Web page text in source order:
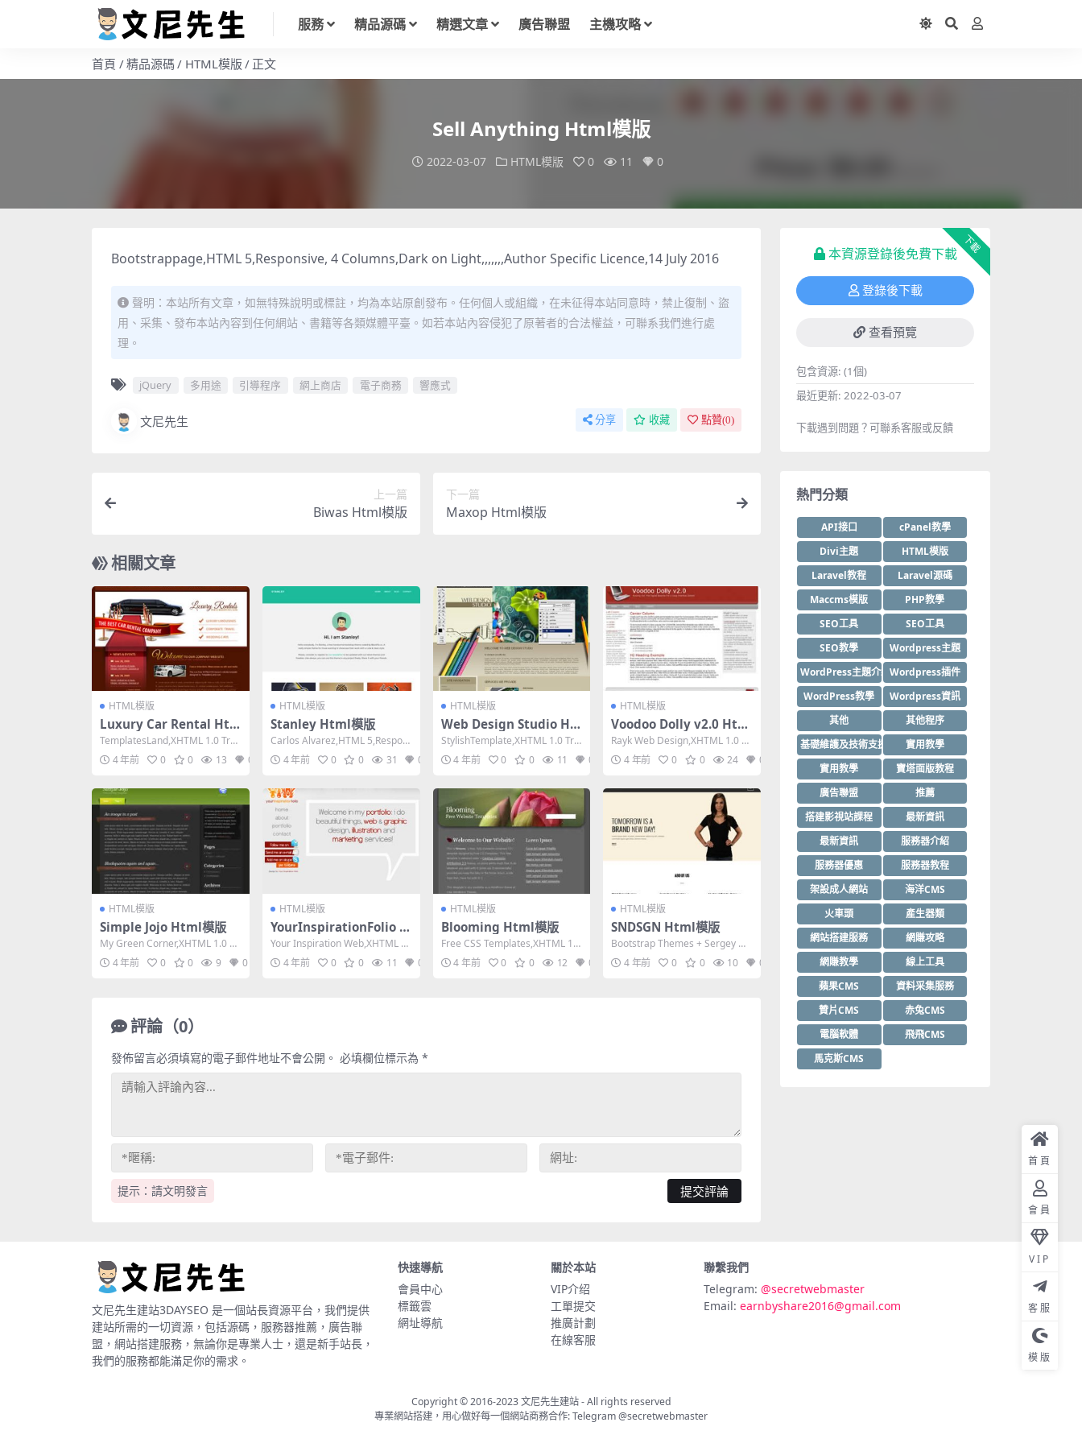
服務 精品源碼 精選文章 廣告聯盟 主機攻略
首頁 精品源碼 HTML模版 正文
Sell Anything Html模版
2022-03-07 HTML模版 0 11 0
Bootstrappage,HTML 5,Responsive, 4 Columns,Dark on Light,,,,,,,Author Specific Licence,14 July 2016
聲明：本站所有文章，如無特殊說明或標註，均為本站原創發布。任何個人或組織，在未征得本站同意時，禁止復制、盜
用、采集、發布本站內容到任何網站、書籍等各類媒體平臺。如若本站內容侵犯了原著者的合法權益，可聯系我們進行處
理。
jQuery 多用途 引導程序 網上商店 電子商務 響應式
文尼先生 分享 收藏 點贊(0)
上一篇
Biwas Html模版
下一篇
Maxop Html模版
相關文章
HTML模版
Luxury Car Rental Ht
ml模版
TemplatesLand,XHTML 1.0 Tra
nsitional,Fix...
4 年前 0 0 13 0
HTML模版
Stanley Html模版
Carlos Alvarez,HTML 5,Respon
sive, 3 Colu...
4 年前 0 0 31 0
HTML模版
Web Design Studio Ht
ml模版
StylishTemplate,XHTML 1.0 Tra
nsitional,F...
4 年前 0 0 11 0
HTML模版
Voodoo Dolly v2.0 Htm
l模版
Rayk Web Design,XHTML 1.0 St
rict,Fixed W...
4 年前 0 0 24 0
HTML模版
Simple Jojo Html模版
My Green Corner,XHTML 1.0 Tr
ansitional,F...
4 年前 0 0 9 0
HTML模版
YourInspirationFolio H
tml模版
Your Inspiration Web,XHTML 1.
0 Strict,Fi...
4 年前 0 0 11 0
HTML模版
Blooming Html模版
Free CSS Templates,XHTML 1.0
Strict,Fixe...
4 年前 0 0 12 0
HTML模版
SNDSGN Html模版
Bootstrap Themes + Sergey Ne
fortunov,XHT...
4 年前 0 0 10 0
評論（0）
提示：請文明發言
發佈留言必須填寫的電子郵件地址不會公開。 必填欄位標示為 *
下載
本資源登錄後免費下載
登錄後下載
查看預覽
包含資源: (1個)
最近更新: 2022-03-07
下載遇到問題？可聯系客服或反饋
熱門分類
API接口
cPanel教學
Divi主題
HTML模版
Laravel教程
Laravel源碼
Maccms模版
PHP教學
SEO工具
SEO工具
SEO教學
Wordpress主題
WordPress主題介紹Wordpress插件
WordPress教學
Wordpress資訊
其他
其他程序
基礎維護及技術支援
實用教學
實用教學
寶塔面版教程
廣告聯盟
推薦
搭建影視站課程
最新資訊
最新資訊
服務器介紹
服務器優惠
服務器教程
架設成人網站
海洋CMS
火車頭
產生器類
網站搭建服務
網賺攻略
網賺教學
線上工具
蘋果CMS
資料采集服務
贊片CMS
赤兔CMS
電腦軟體
飛飛CMS
馬克斯CMS
文尼先生建站3DAYSEO 是一個站長資源平台，我們提供
建站所需的一切資源，包括源碼，服務器推薦，廣告聯
盟，網站搭建服務，無論你是專業人士，還是新手站長，
我們的服務都能滿足你的需求。
快速導航
會員中心
標籤雲
網址導航
關於本站
VIP介绍
工單提交
推廣計劃
在線客服
聯繫我們
Telegram: @secretwebmaster
Email: earnbyshare2016@gmail.com
Copyright © 2016-2023文尼先生建站- All rights reserved
專業網站搭建，用心做好每一個網站商務合作: Telegram@secretwebmaster
首頁
會員
VIP
客服
模版